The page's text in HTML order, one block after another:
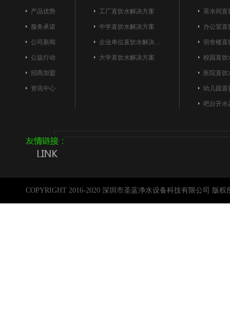
产品优势
服务承诺
公司新闻
公益行动
招商加盟
资讯中心
工厂直饮水解决方案
中学直饮水解决方案
企业单位直饮水解决…
大学直饮水解决方案
茶水间直
办公室直
宿舍楼直
校园直饮
医院直饮
幼儿园直
吧台开水
COPYRIGHT 2016-2020 深圳市圣蓝净水设备科技有限公司 版